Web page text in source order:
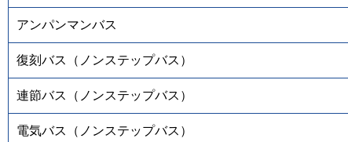
アンパンマンバス
復刻バス（ノンステップバス）
連節バス（ノンステップバス）
電気バス（ノンステップバス）